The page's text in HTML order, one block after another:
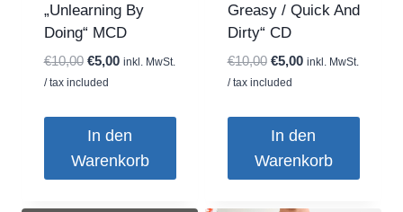
„Unlearning By
Doing“ MCD
€10,00 Ursprünglicher
Preis
€5,00Aktueller
inkl. MwSt.
/ tax included
In den
Warenkorb
Greasy / Quick And
Dirty“ CD
€10,00 Ursprünglicher
Preis
€5,00Aktueller
inkl. MwSt.
/ tax included
In den
Warenkorb